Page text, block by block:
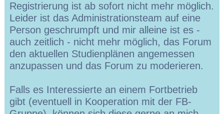
Registrierung ist ab sofort nicht mehr möglich.
Leider ist das Administrationsteam auf eine
Person geschrumpft und mir alleine ist es -
auch zeitlich - nicht mehr möglich, das Forum
den aktuellen Studienplänen angemessen
anzupassen und das Forum zu moderieren.
Falls es Interessierte an einem Fortbetrieb
gibt (eventuell in Kooperation mit der FB-